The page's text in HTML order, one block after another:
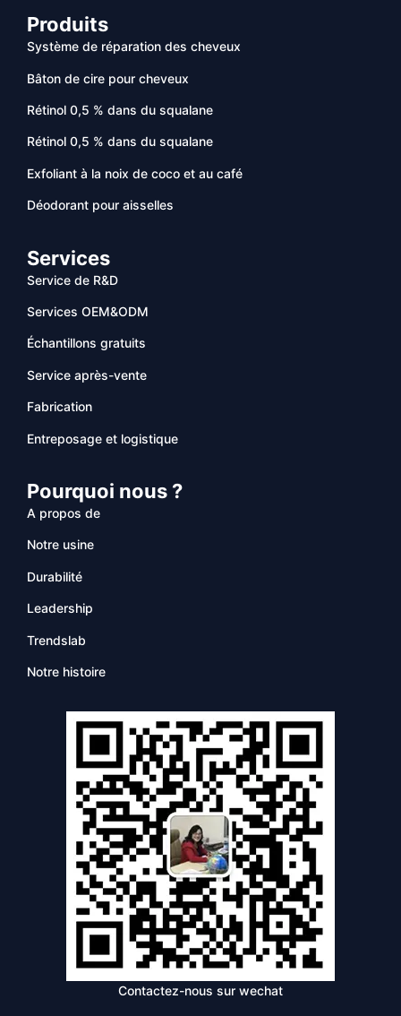
Produits
Système de réparation des cheveux
Bâton de cire pour cheveux
Rétinol 0,5 % dans du squalane
Rétinol 0,5 % dans du squalane
Exfoliant à la noix de coco et au café
Déodorant pour aisselles
Services
Service de R&D
Services OEM&ODM
Échantillons gratuits
Service après-vente
Fabrication
Entreposage et logistique
Pourquoi nous ?
A propos de
Notre usine
Durabilité
Leadership
Trendslab
Notre histoire
Contactez-nous sur wechat